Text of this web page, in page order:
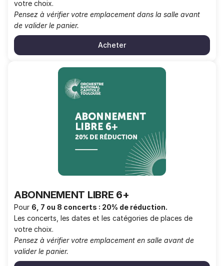
votre choix.
Pensez à vérifier votre emplacement dans la salle avant
de valider le panier.
Acheter
ABONNEMENT
ABONNEMENT LIBRE 6+
Pour 6, 7 ou 8 concerts : 20% de réduction.
Les concerts, les dates et les catégories de places de
votre choix.
Pensez à vérifier votre emplacement en salle avant de
valider le panier.